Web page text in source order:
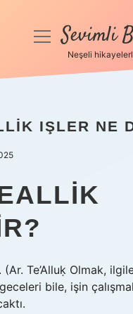
menüyüSevimli
Neşeli
IŞLER NE
bile, işin